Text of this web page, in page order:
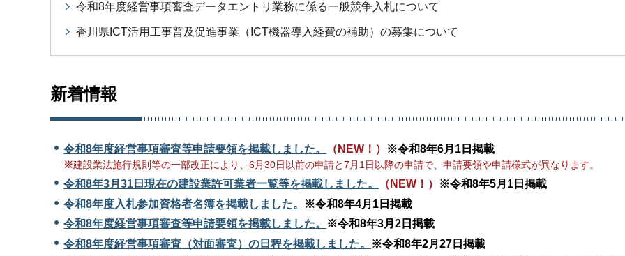
令和8年度経営事項審査データエントリ業務に係る一般競争入札について
香川県ICT活用工事普及促進事業（ICT機器導入経費の補助）の募集について
新着情報
令和8年度経営事項審査等申請要領を掲載しました。 （NEW！） ※令和8年6月1日掲載
※建設業法施行規則等の一部改正により、6月30日以前の申請と7月1日以降の申請で、申請要領や申請様式が異なります。
令和8年3月31日現在の建設業許可業者一覧等を掲載しました。 （NEW！）
※令和8年5月1日掲載
令和8年度入札参加資格者名簿を掲載しました。
※令和8年4月1日掲載
令和8年度経営事項審査等申請要領を掲載しました。
※令和8年3月2日掲載
令和8年度経営事項審査（対面審査）の日程を掲載しました。
※令和8年2月27日掲載